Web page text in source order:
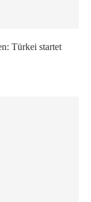
Türkei startet